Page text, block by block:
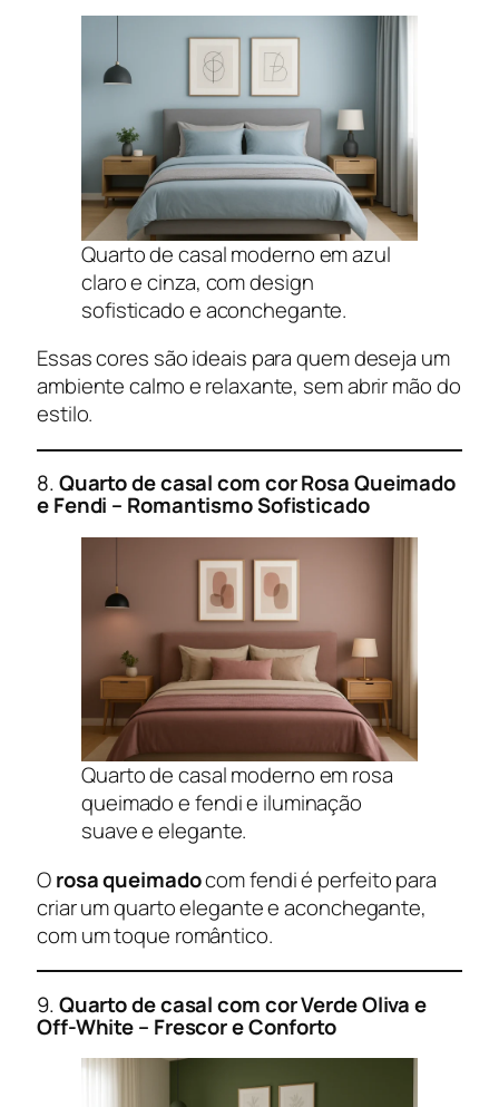
Quarto de casal moderno em azul
claro e cinza, com design
sofisticado e aconchegante.
Essas cores são ideais para quem deseja um
ambiente calmo e relaxante, sem abrir mão do
estilo.
8.Quarto de casal com corRosa Queimado
e Fendi – Romantismo Sofisticado
Quarto de casal moderno em rosa
queimado e fendi e iluminação
suave e elegante.
Orosa queimadocom fendi é perfeito para
criar um quarto elegante e aconchegante,
com um toque romântico.
9.Quarto de casal com corVerde Oliva e
Off-White – Frescor e Conforto